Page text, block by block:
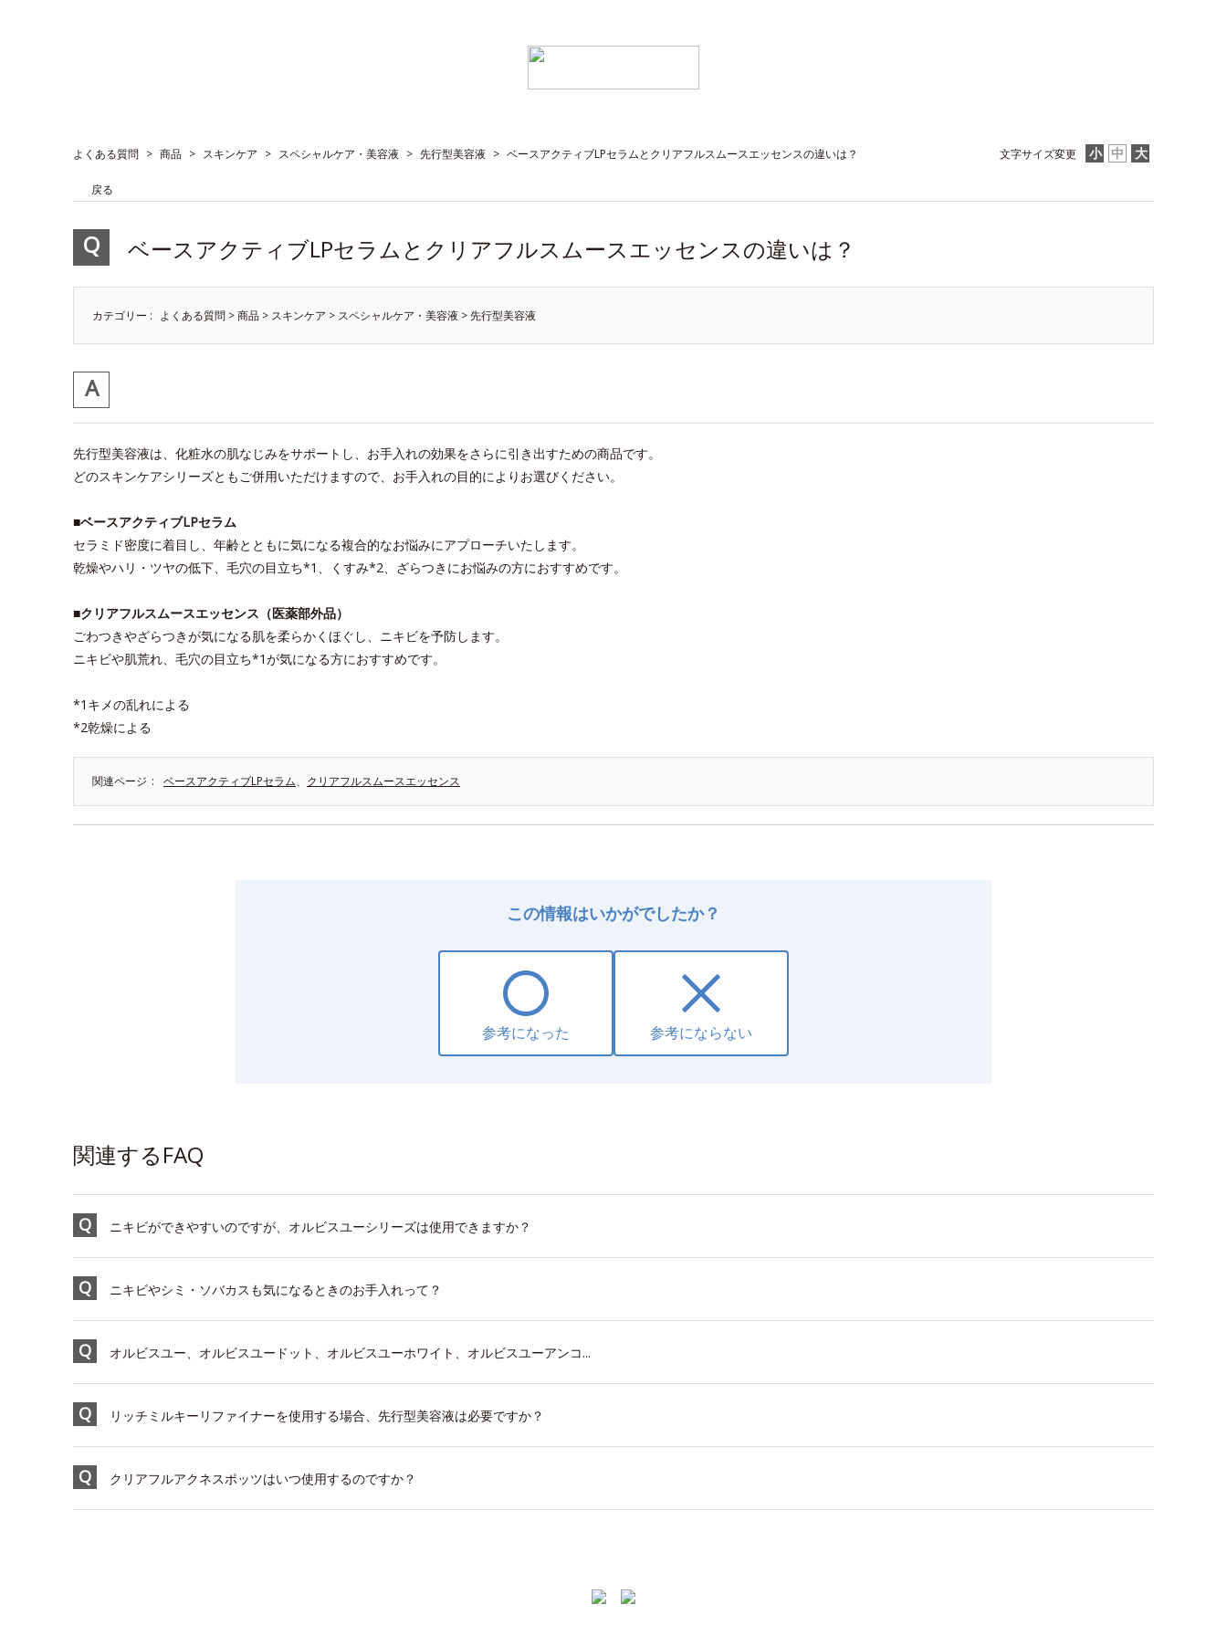
文字サイズ変更
よくある質問 > 商品 > スキンケア > スペシャルケア・美容液 > 先行型美容液 > ベースアクティブLPセラムとクリアフルスムースエッセンスの違いは？
戻る
ベースアクティブLPセラムとクリアフルスムースエッセンスの違いは？
カテゴリー : よくある質問 >商品 > スキンケア > スペシャルケア・美容液 >先行型美容液
先行型美容液は、化粧水の肌なじみをサポートし、お手入れの効果をさらに引き出すための商品です。
どのスキンケアシリーズともご併用いただけますので、お手入れの目的によりお選びください。
■ベースアクティブLPセラム
セラミド密度に着目し、年齢とともに気になる複合的なお悩みにアプローチいたします。
乾燥やハリ・ツヤの低下、毛穴の目立ち*1、くすみ*2、ざらつきにお悩みの方におすすめです。
■クリアフルスムースエッセンス（医薬部外品）
ごわつきやざらつきが気になる肌を柔らかくほぐし、ニキビを予防します。
ニキビや肌荒れ、毛穴の目立ち*1が気になる方におすすめです。
*1キメの乱れによる
*2乾燥による
関連ページ ベースアクティブLPセラム、 クリアフルスムースエッセンス
この情報はいかがでしたか？
参考になった 参考にならない
関連するFAQ
ニキビができやすいのですが、オルビスユーシリーズは使用できますか？
ニキビやシミ・ソバカスも気になるときのお手入れって？
オルビスユー、オルビスユードット、オルビスユーホワイト、オルビスユーアンコ...
リッチミルキーリファイナーを使用する場合、先行型美容液は必要ですか？
クリアフルアクネスポッツはいつ使用するのですか？